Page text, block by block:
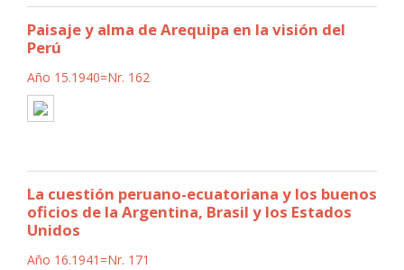
Paisaje y alma de Arequipa en la visión del
Perú
Año 15.1940=Nr. 162
La cuestión peruano-ecuatoriana y los buenos
oficios de la Argentina, Brasil y los Estados
Unidos
Año 16.1941=Nr. 171